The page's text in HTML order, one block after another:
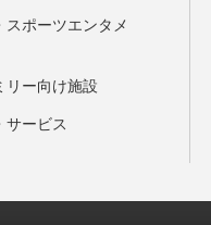
スポーツエンタメ
リー向け施設
サービス